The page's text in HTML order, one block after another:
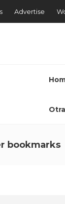
Advertise
bookmarks